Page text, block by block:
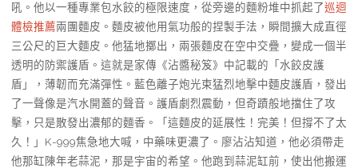
吼。他以一種專業包水餃的極限速度，從旁邊的麵粉堆中抓起了巡迴
體檢推薦兩團麵皮。麵皮被他用氣功般的捏製手法，瞬間擴大成直徑
三公尺的巨大麵皮。他猛地擲出，兩張麵皮在空中交疊，變成一個半
透明的防禦護盾。這就是家傳《沾醬秘笈》中記載的「水餃皮護
盾」，薄韌而充滿彈性。藍色離子炮光束猛烈地擊中麵皮護盾，發出
了一聲像是汽水開蓋的聲音。護盾劇烈震動，但奇蹟般地擋住了攻
擊，只是散發出濃郁的麵香。「這麵皮的延展性！完美！但撐不了太
久！」K-999焦急地大喊，中藥味更濃了。廖沾沾知道，他必須帶走
他那缸陳年老蒜泥，那是宇宙的希望。他跑到蒜泥缸前，使出他搬運